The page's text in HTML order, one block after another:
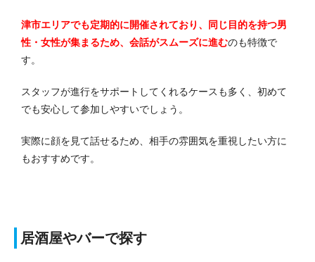
津市エリアでも定期的に開催されており、同じ目的を持つ男
性・女性が集まるため、会話がスムーズに進むのも特徴で
す。
スタッフが進行をサポートしてくれるケースも多く、初めて
でも安心して参加しやすいでしょう。
実際に顔を見て話せるため、相手の雰囲気を重視したい方に
もおすすめです。
居酒屋やバーで探す